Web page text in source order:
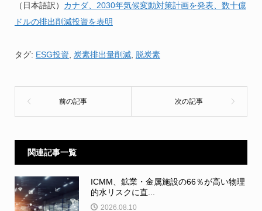
（日本語訳） カナダ、2030年気候変動対策計画を発表、数十億
ドルの排出削減投資を表明
タグ: ESG投資 炭素排出量削減, 脱炭素
関連記事一覧
ICMM、鉱業・金属施設の66％が高い物理
的水リスクに直...
2026.08.10